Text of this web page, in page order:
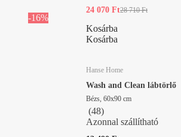
-16%
24 070 Ft28 710 Ft
Kosárba
Kosárba
Hanse Home
Wash and Clean lábtörlő
Bézs, 60x90 cm
(48)
Azonnal szállítható